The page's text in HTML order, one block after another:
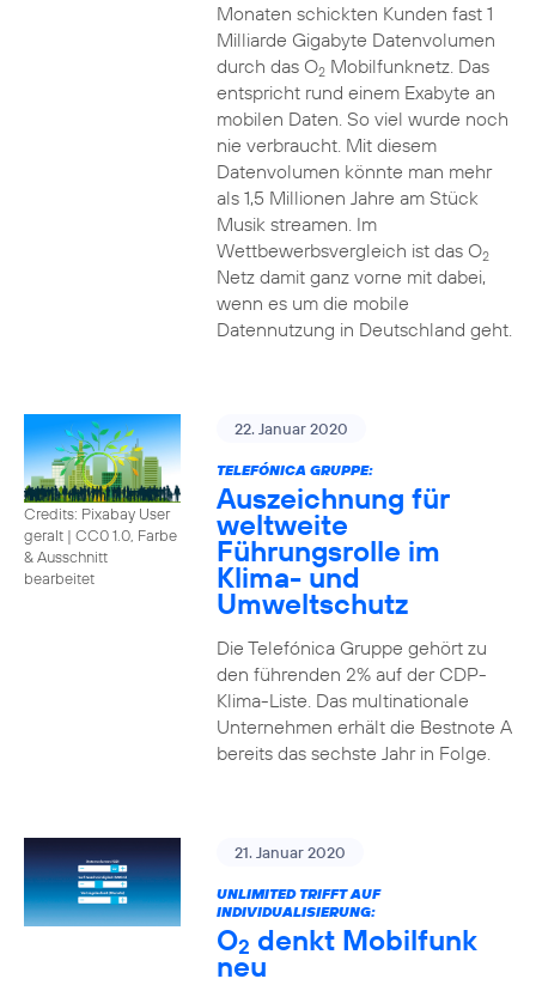
Monaten schickten Kunden fast 1
Milliarde Gigabyte Datenvolumen
durch das O2Mobilfunknetz. Das
entspricht rund einem Exabyte an
mobilen Daten. So viel wurde noch
nie verbraucht. Mit diesem
Datenvolumen könnte man mehr
als 1,5 Millionen Jahre am Stück
Musik streamen. Im
Wettbewerbsvergleich ist das O2
Netz damit ganz vorne mit dabei,
wenn es um die mobile
Datennutzung in Deutschland geht.
Credits: Pixabay User
geralt | CC0 1.0, Farbe
& Ausschnitt
bearbeitet
22. Januar 2020
TELEFÓNICA GRUPPE:
Auszeichnung für
weltweite
Führungsrolle im
Klima- und
Umweltschutz
Die Telefónica Gruppe gehört zu
den führenden 2% auf der CDP-
Klima-Liste. Das multinationale
Unternehmen erhält die Bestnote A
bereits das sechste Jahr in Folge.
21. Januar 2020
UNLIMITED TRIFFT AUF
INDIVIDUALISIERUNG:
O2 denkt Mobilfunk
neu